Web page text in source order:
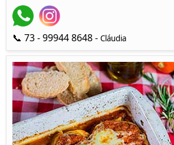
📞 73 - 99944 8648 - Cláudia